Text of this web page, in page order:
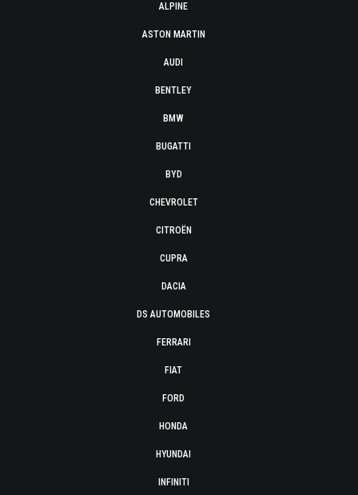
ALPINE
ASTON MARTIN
AUDI
BENTLEY
BMW
BUGATTI
BYD
CHEVROLET
CITROËN
CUPRA
DACIA
DS AUTOMOBILES
FERRARI
FIAT
FORD
HONDA
HYUNDAI
INFINITI